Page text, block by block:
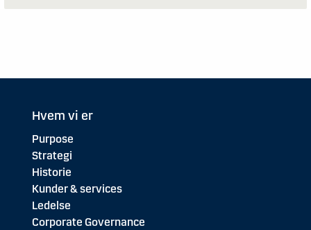
Hvem vi er
Purpose
Strategi
Historie
Kunder & services
Ledelse
Corporate Governance